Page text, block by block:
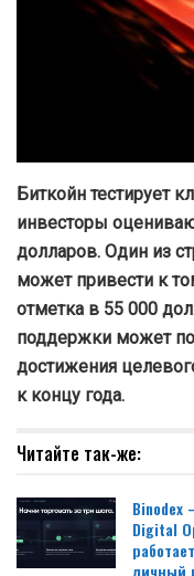
Биткойн тестирует
инвесторы
долларов. Один из
может привести к
отметка в 55 000
поддержки может
достижения
к концу года.
Читайте так-же:
Digital
личный